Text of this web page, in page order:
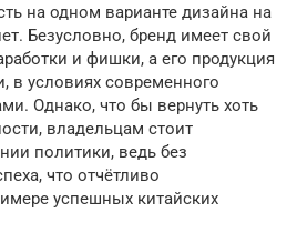
на одном варианте дизайна на
Безусловно, бренд имеет свой
и фишки, а его продукция
в условиях современного
Однако, что бы вернуть хоть
владельцам стоит
политики, ведь без
что отчётливо
успешных китайских